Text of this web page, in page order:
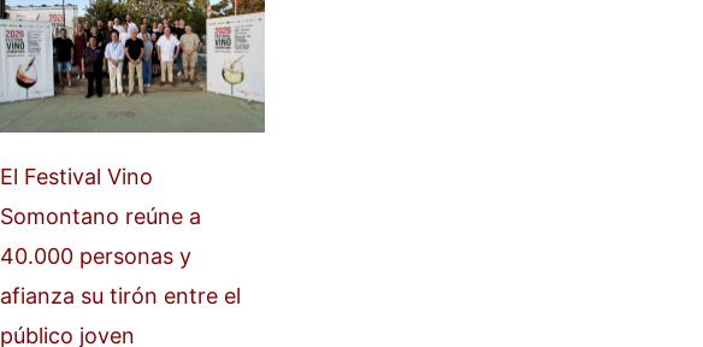
El Festival Vino
Somontano reúne a
40.000 personas y
afianza su tirón entre el
público joven